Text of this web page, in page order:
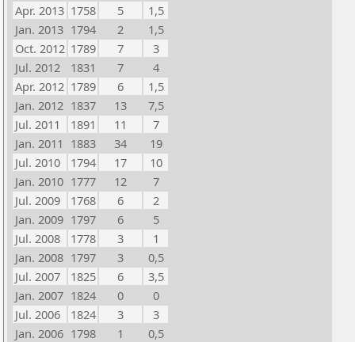
Apr. 2013 1758 5
1,5
Jan. 2013 1794 2
1,5
Oct. 2012 1789 7
3
Jul. 2012
1831 7
4
Apr. 2012 1789 6
1,5
Jan. 2012 1837 13
7,5
Jul. 2011
1891 11
7
Jan. 2011 1883 34
19
Jul. 2010
1794 17
10
Jan. 2010 1777 12
7
Jul. 2009
1768 6
2
Jan. 2009 1797 6
5
Jul. 2008
1778 3
1
Jan. 2008 1797 3
0,5
Jul. 2007
1825 6
3,5
Jan. 2007 1824 0
0
Jul. 2006
1824 3
3
Jan. 2006 1798 1
0,5